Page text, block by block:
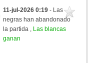
11-jul-2026 0:19- Las
negras han abandonado
la partida , Las blancas
ganan